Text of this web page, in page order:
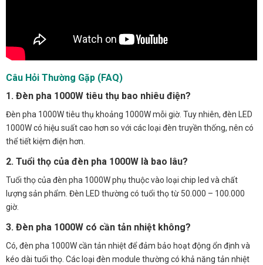
Câu Hỏi Thường Gặp (FAQ)
1. Đèn pha 1000W tiêu thụ bao nhiêu điện?
Đèn pha 1000W tiêu thụ khoảng 1000W mỗi giờ. Tuy nhiên, đèn LED
1000W có hiệu suất cao hơn so với các loại đèn truyền thống, nên có
thể tiết kiệm điện hơn.
2. Tuổi thọ của đèn pha 1000W là bao lâu?
Tuổi thọ của đèn pha 1000W phụ thuộc vào loại chip led và chất
lượng sản phẩm. Đèn LED thường có tuổi thọ từ 50.000 – 100.000
giờ.
3. Đèn pha 1000W có cần tản nhiệt không?
Có, đèn pha 1000W cần tản nhiệt để đảm bảo hoạt động ổn định và
kéo dài tuổi thọ. Các loại đèn module thường có khả năng tản nhiệt